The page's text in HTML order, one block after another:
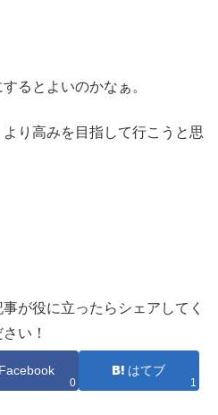
るとよいのかなぁ。
り高みを目指して行こうと思
が役に立ったらシェアしてく
さい！
Facebook
0
はてブ
1